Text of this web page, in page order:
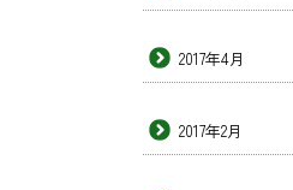
2017年4月
2017年2月